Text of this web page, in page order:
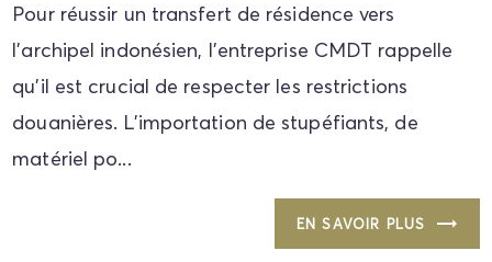
Pour réussir un transfert de résidence vers
l'archipel indonésien, l'entreprise CMDT rappelle
qu'il est crucial de respecter les restrictions
douanières. L'importation de stupéfiants, de
matériel po...
EN SAVOIR PLUS